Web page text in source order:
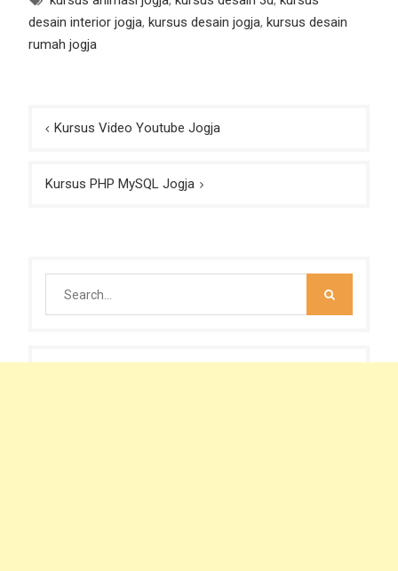
desain interior jogja, kursus desain jogja, kursus desain
rumah jogja
PostKursus Video Youtube Jogja
Kursus PHP MySQL Jogja